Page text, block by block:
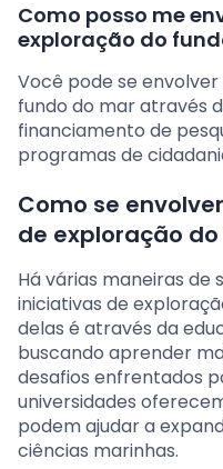
Como posso me
exploração do
Você pode se
fundo do mar através
financiamento de
programas de
Como se
de exploração
Há várias maneiras de
iniciativas de
delas é através da
buscando aprender
desafios enfrentados
universidades
podem ajudar a
ciências marinhas.